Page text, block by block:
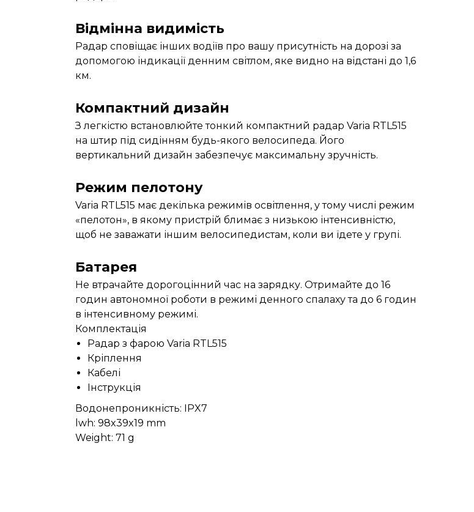
Відмінна видимість
Радар сповіщає інших водіїв про вашу присутність на дорозі за
допомогою індикації денним світлом, яке видно на відстані до 1,6
км.
Компактний дизайн
З легкістю встановлюйте тонкий компактний радар Varia RTL515
на штир під сидінням будь-якого велосипеда. Його
вертикальний дизайн забезпечує максимальну зручність.
Режим пелотону
Varia RTL515 має декілька режимів освітлення, у тому числі режим
«пелотон», в якому пристрій блимає з низькою інтенсивністю,
щоб не заважати іншим велосипедистам, коли ви їдете у групі.
Батарея
Не втрачайте дорогоцінний час на зарядку. Отримайте до 16
годин автономної роботи в режимі денного спалаху та до 6 годин
в інтенсивному режимі.
Комплектація
Радар з фарою Varia RTL515
Кріплення
Кабелі
Інструкція
Водонепроникність: IPX7
lwh: 98x39x19 mm
Weight: 71 g